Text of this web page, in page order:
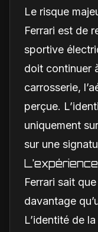
Le risque
Ferrari est de
sportive
doit continuer
carrosserie,
perçue.
uniquement
sur une
Ferrari sait
davantage
L’identité de